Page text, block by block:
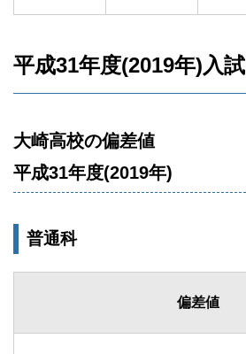
平成31年度(2019年)入試
大崎高校の偏差値
平成31年度(2019年)
普通科
偏差値